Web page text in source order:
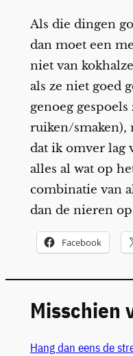
Als die dingen
dan moet een
niet van
als ze niet goed
genoeg
ruiken/smaken),
dat ik omver lag
alles al wat op
combinatie van
dan de nieren
Facebook
Misschien
Hang dan eens de